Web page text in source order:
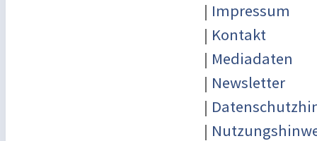
| Impressum
| Kontakt
| Mediadaten
| Newsletter
|
|